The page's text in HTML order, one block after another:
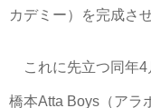
カデミー）を完成させ
これに先立つ同年4
橋本Atta Boys（アラ